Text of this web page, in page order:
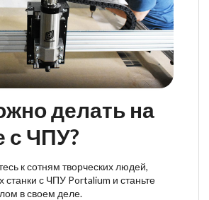
делать на
с ЧПУ?
к сотням творческих людей,
станки с ЧПУ Portalium и станьте
в своем деле.